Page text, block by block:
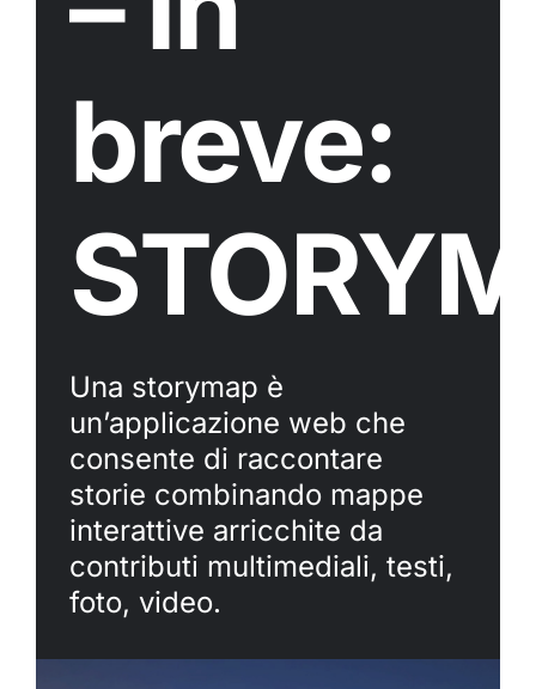
breve:
Una storymap è
un’applicazione web che
consente di raccontare
storie combinando mappe
interattive arricchite da
contributi multimediali, testi,
foto, video.